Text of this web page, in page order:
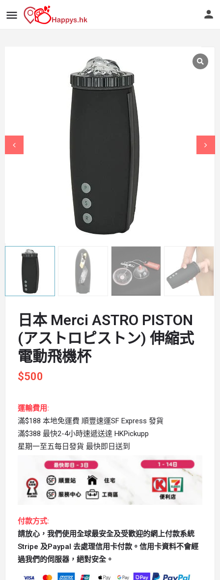
日本 Merci ASTRO PISTON
(アストロピストン) 伸縮式
電動飛機杯
$500
運輸費用:
滿$188 本地免運費 順豐速運SF Express 發貨
滿$388 最快2-4小時速遞送達 HKPickupp
星期一至五每日發貨 最快即日送到
付款方式:
請放心，我們使用全球最安全及受歡迎的網上付款系統
Stripe 及Paypal 去處理信用卡付款。信用卡資料不會經
過我們的伺服器，絕對安全。